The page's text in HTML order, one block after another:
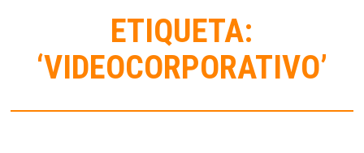
ETIQUETA:
‘VIDEOCORPORATIVO’